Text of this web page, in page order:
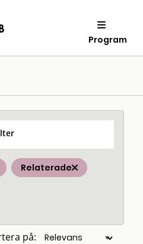
Program
Relaterade
på: